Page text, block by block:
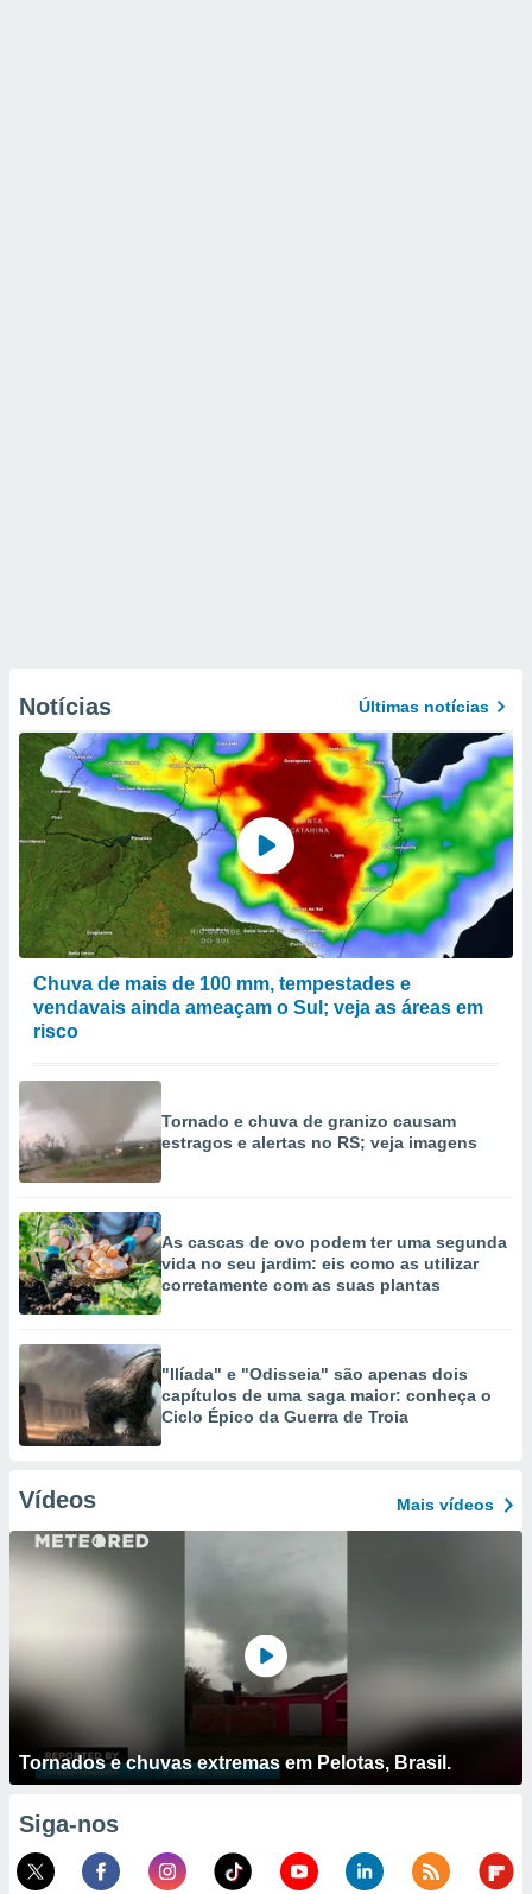
Notícias Últimas notícias
Chuva de mais de 100 mm, tempestades e
vendavais ainda ameaçam o Sul; veja as áreas em
risco
Tornado e chuva de granizo causam
estragos e alertas no RS; veja imagens
As cascas de ovo podem ter uma segunda
vida no seu jardim: eis como as utilizar
corretamente com as suas plantas
"Ilíada" e "Odisseia" são apenas dois
capítulos de uma saga maior: conheça o
Ciclo Épico da Guerra de Troia
Vídeos Mais vídeos
Tornados e chuvas extremas em Pelotas, Brasil.
Siga-nos